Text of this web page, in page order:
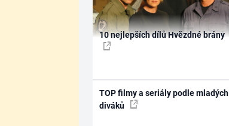
10 nejlepších dílů Hvězdné brány
TOP filmy a seriály podle mladých
diváků